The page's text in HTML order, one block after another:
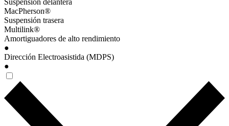
MacPherson®
Suspensión trasera
Multilink®
Amortiguadores de alto rendimiento
●
Dirección Electroasistida (MDPS)
●